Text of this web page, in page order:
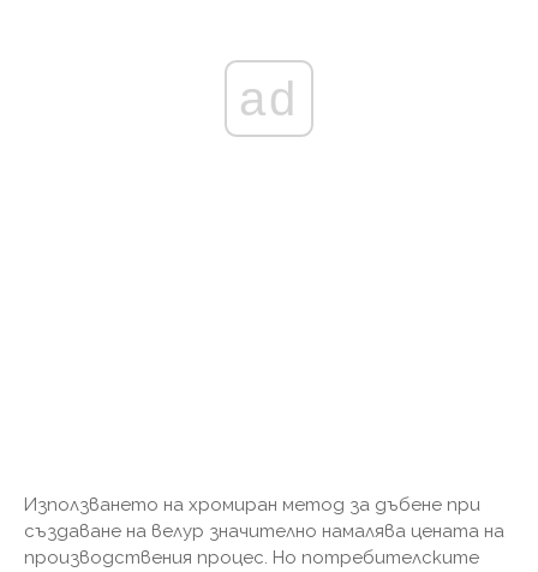
ad
Използването на хромиран метод за дъбене при
създаване на велур значително намалява цената на
производствения процес. Но потребителските